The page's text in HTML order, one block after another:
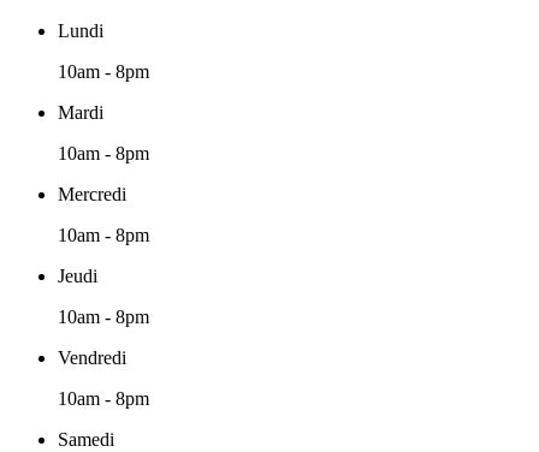
Lundi
10am - 8pm
Mardi
10am - 8pm
Mercredi
10am - 8pm
Jeudi
10am - 8pm
Vendredi
10am - 8pm
Samedi